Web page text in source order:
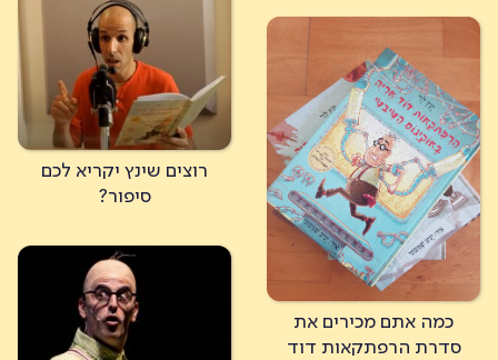
רוצים שינץ יקריא לכם
סיפור?
כמה אתם מכירים את
סדרת הרפתקאות דוד